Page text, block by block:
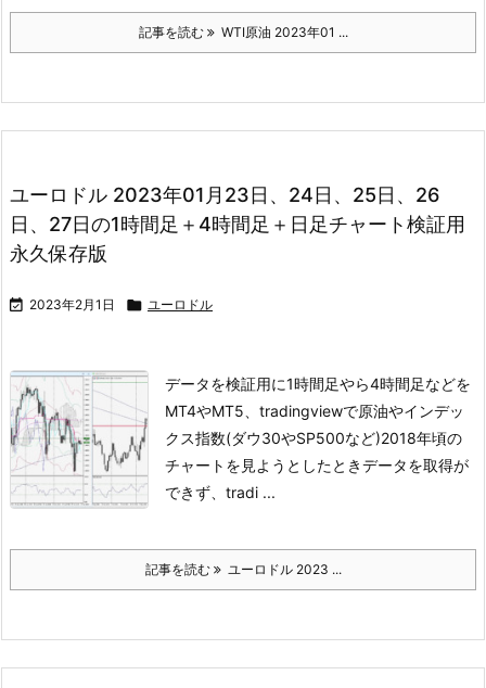
記事を読む WTI原油 2023年01 ...
ユーロドル 2023年01月23日、24日、25日、26
日、27日の1時間足＋4時間足＋日足チャート検証用
永久保存版
 2023年2月1日  ユーロドル
データを検証用に1時間足やら4時間足などを
MT4やMT5、tradingviewで原油やインデッ
クス指数(ダウ30やSP500など)2018年頃の
チャートを見ようとしたときデータを取得が
できず、 tradi ...
記事を読む ユーロドル 2023 ...